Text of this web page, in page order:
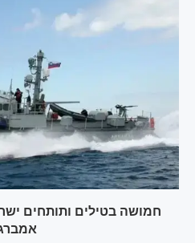
חמושה בטילים ותותחים